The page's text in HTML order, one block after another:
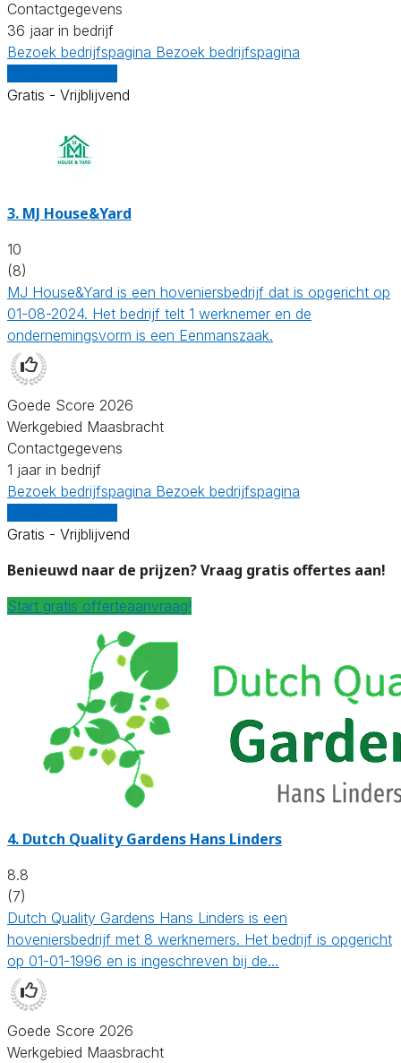
Contactgegevens
36 jaar in bedrijf
Bezoek bedrijfspagina Bezoek bedrijfspagina
Gratis - Vrijblijvend
3. MJ House&Yard
10
(8)
MJ House&Yard is een hoveniersbedrijf dat is opgericht op
01-08-2024. Het bedrijf telt 1 werknemer en de
ondernemingsvorm is een Eenmanszaak.
Goede Score 2026
Werkgebied Maasbracht
Contactgegevens
1 jaar in bedrijf
Bezoek bedrijfspagina Bezoek bedrijfspagina
Gratis - Vrijblijvend
Benieuwd naar de prijzen? Vraag gratis offertes aan!
Start gratis offerteaanvraag!
4. Dutch Quality Gardens Hans Linders
8.8
(7)
Dutch Quality Gardens Hans Linders is een
hoveniersbedrijf met 8 werknemers. Het bedrijf is opgericht
op 01-01-1996 en is ingeschreven bij de…
Goede Score 2026
Werkgebied Maasbracht